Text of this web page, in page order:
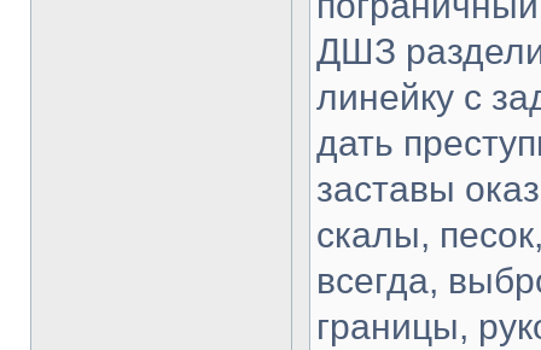
ДШЗ
линейку с
дать
заставы
скалы,
всегда,
границы,